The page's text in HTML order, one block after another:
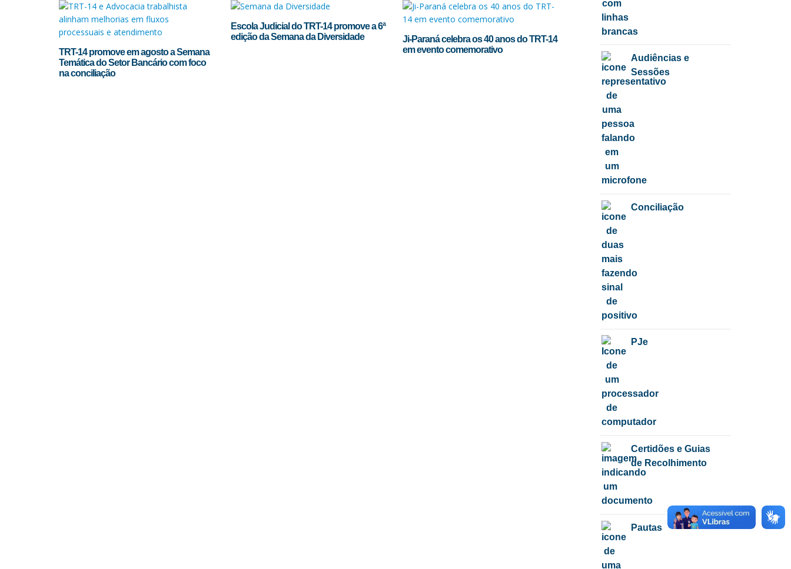
Audiências e
Sessões
Conciliação
PJe
Certidões e Guias
de Recolhimento
Pautas
TRT-14 promove em agosto a Semana
Temática do Setor Bancário com foco
na conciliação
Escola Judicial do TRT-14 promove a 6ª
edição da Semana da Diversidade
Ji-Paraná celebra os 40 anos do TRT-14
em evento comemorativo